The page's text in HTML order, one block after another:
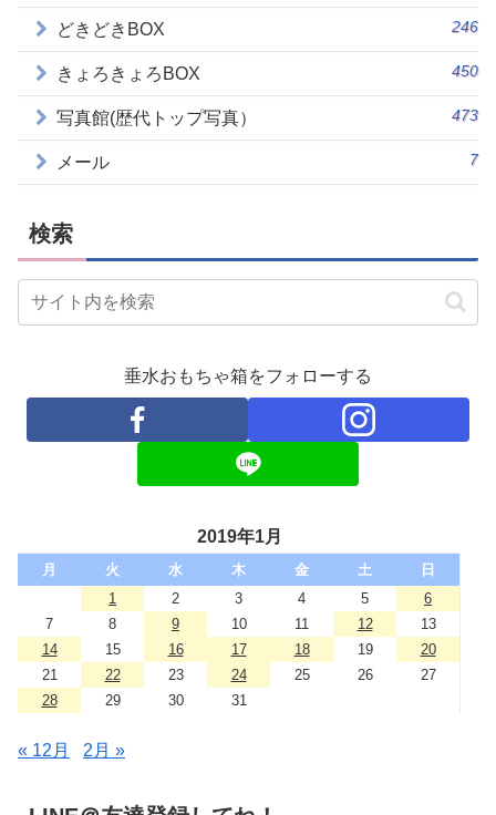
どきどきBOX 246
きょろきょろBOX 450
写真館(歴代トップ写真） 473
メール 7
検索
垂水おもちゃ箱をフォローする
2019年1月
月 火 水 木 金 土
日
1
2 3 4 5
6
7
8 9 10 11 12
13
14
15 16 17 18 19
20
21
22 23 24 25 26
27
28
29 30 31
« 12月 2月 »